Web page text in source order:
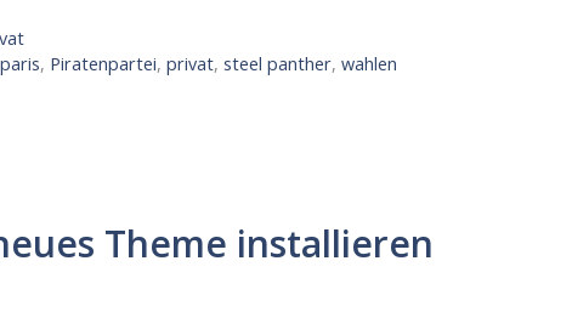
paris, Piratenpartei,privat,steel panther,wahlen
Theme installieren